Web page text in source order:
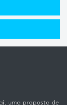
uma proposta de